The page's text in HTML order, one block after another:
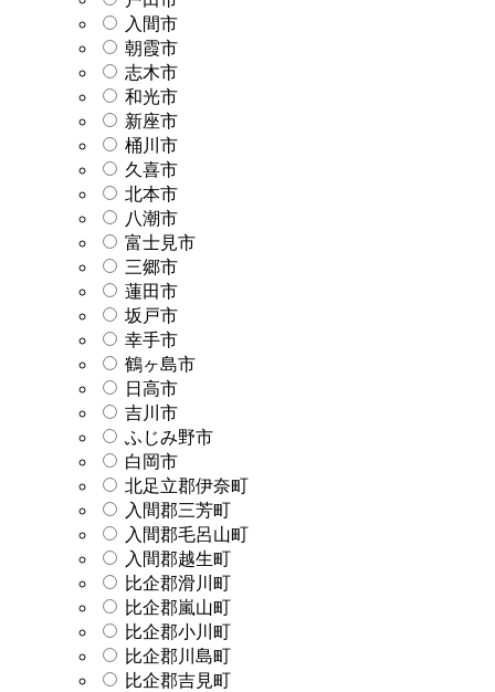
入間市
朝霞市
志木市
和光市
新座市
桶川市
久喜市
北本市
八潮市
富士見市
三郷市
蓮田市
坂戸市
幸手市
鶴ヶ島市
日高市
吉川市
ふじみ野市
白岡市
北足立郡伊奈町
入間郡三芳町
入間郡毛呂山町
入間郡越生町
比企郡滑川町
比企郡嵐山町
比企郡小川町
比企郡川島町
比企郡吉見町